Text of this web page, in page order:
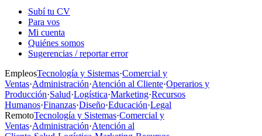
Subí tu CV
Para vos
Mi cuenta
Quiénes somos
Sugerencias / reportar error
EmpleosTecnología y Sistemas·Comercial y
Ventas·Administración·Atención al Cliente·Operarios y
Producción·Salud·Logística·Marketing·Recursos
Humanos·Finanzas·Diseño·Educación·Legal
RemotoTecnología y Sistemas·Comercial y
Ventas·Administración·Atención al